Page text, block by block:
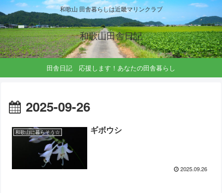
和歌山 田舎暮らしは近畿マリンクラブ
和歌山田舎日記
田舎日記 応援します！あなたの田舎暮らし
2025-09-26
和歌山に暮らそう☆ ギボウシ
2025.09.26